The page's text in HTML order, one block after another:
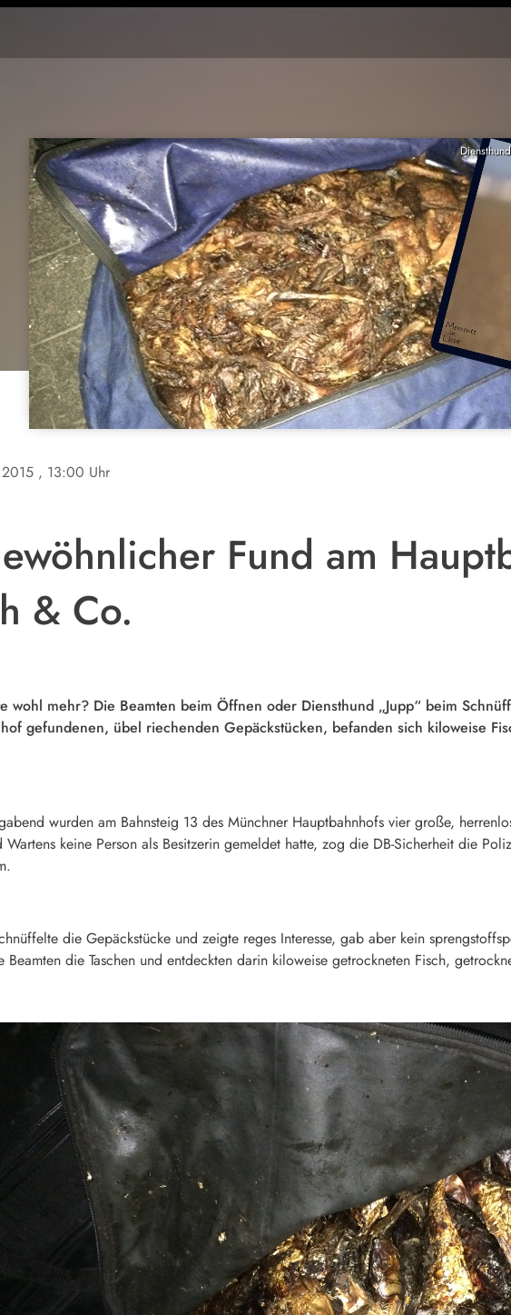
, 13:00 Uhr
Fund am
& Co.
wohl mehr? Die Beamten beim Öffnen oder Diensthund „Jupp“ beim
gefundenen, übel riechenden Gepäckstücken, befanden sich kiloweise
wurden am Bahnsteig 13 des Münchner Hauptbahnhofs vier große,
Wartens keine Person als Besitzerin gemeldet hatte, zog die DB-Sicherheit die
die Gepäckstücke und zeigte reges Interesse, gab aber kein
Beamten die Taschen und entdeckten darin kiloweise getrockneten Fisch,